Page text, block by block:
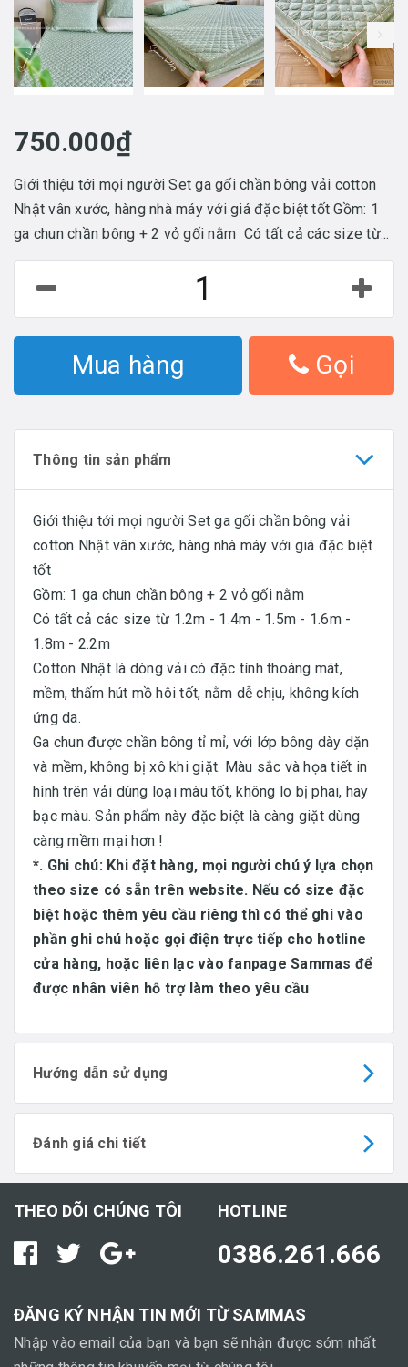
prev
750.000₫
Giới thiệu tới mọi người Set ga gối chần bông vải cotton
Nhật vân xước, hàng nhà máy với giá đặc biệt tốt Gồm: 1
ga chun chần bông + 2 vỏ gối nằm Có tất cả các size từ...
Mua hàng Gọi
Thông tin sản phẩm
Giới thiệu tới mọi người Set ga gối chần bông vải
cotton Nhật vân xước, hàng nhà máy với giá đặc biệt
tốt
Gồm: 1 ga chun chần bông + 2 vỏ gối nằm
Có tất cả các size từ 1.2m - 1.4m - 1.5m - 1.6m -
1.8m - 2.2m
Cotton Nhật là dòng vải có đặc tính thoáng mát,
mềm, thấm hút mồ hôi tốt, nằm dễ chịu, không kích
ứng da.
Ga chun được chần bông tỉ mỉ, với lớp bông dày dặn
và mềm, không bị xô khi giặt. Màu sắc và họa tiết in
hình trên vải dùng loại màu tốt, không lo bị phai, hay
bạc màu. Sản phẩm này đặc biệt là càng giặt dùng
càng mềm mại hơn !
*. Ghi chú: Khi đặt hàng, mọi người chú ý lựa chọn
theo size có sẵn trên website. Nếu có size đặc
biệt hoặc thêm yêu cầu riêng thì có thể ghi vào
phần ghi chú hoặc gọi điện trực tiếp cho hotline
cửa hàng, hoặc liên lạc vào fanpage Sammas để
được nhân viên hỗ trợ làm theo yêu cầu
Hướng dẫn sử dụng
Đánh giá chi tiết
THEO DÕI CHÚNG TÔI HOTLINE
0386.261.666
ĐĂNG KÝ NHẬN TIN MỚI TỪ SAMMAS
Nhập vào email của bạn và bạn sẽ nhận được sớm nhất